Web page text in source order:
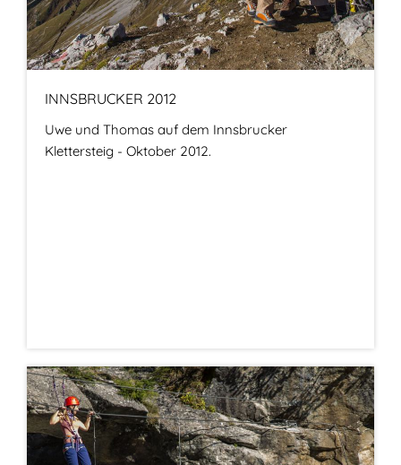
INNSBRUCKER 2012
Uwe und Thomas auf dem Innsbrucker
Klettersteig - Oktober 2012.